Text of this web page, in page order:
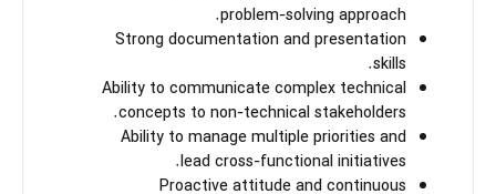
problem-solving approach.
Strong documentation and presentation
skills.
Ability to communicate complex technical
concepts to non-technical stakeholders.
Ability to manage multiple priorities and
lead cross-functional initiatives.